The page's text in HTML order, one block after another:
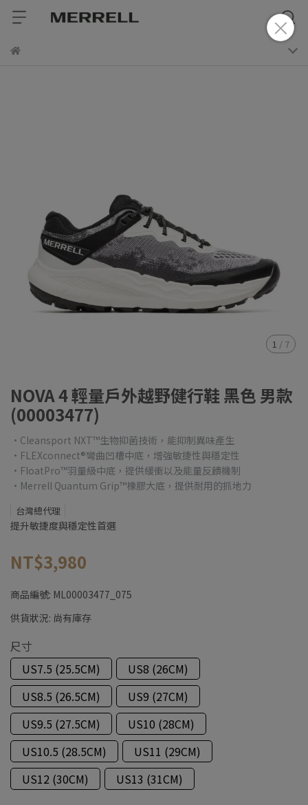
1 / 7
NOVA 4 輕量戶外越野健行鞋 黑色 男款
(00003477)
•Cleansport NXT™生物抑菌技術，能抑制異味產生
•FLEXconnect®彎曲凹槽中底，增強敏捷性與穩定性
•FloatPro™羽量級中底，提供緩衝以及能量反饋機制
•Merrell Quantum Grip™橡膠大底，提供耐用的抓地力
台灣總代理
提升敏捷度與穩定性首選
NT$3,980
商品編號: ML00003477_075
供貨狀況: 尚有庫存
尺寸
US7.5 (25.5CM)
US8 (26CM)
US8.5 (26.5CM)
US9 (27CM)
US9.5 (27.5CM)
US10 (28CM)
US10.5 (28.5CM)
US11 (29CM)
US12 (30CM)
US13 (31CM)